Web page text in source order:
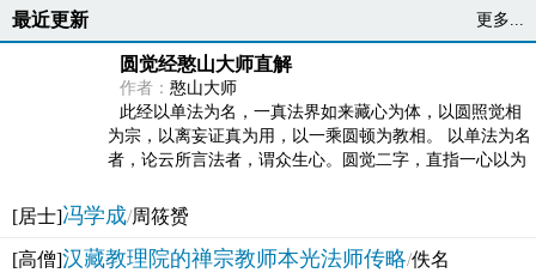
最近更新 更多...
圆觉经憨山大师直解
作者： 憨山大师
此经以单法为名，一真法界如来藏心为体，以圆照觉相
为宗，以离妄证真为用，以一乘圆顿为教相。 以单法为名
者，论云所言法者，谓众生心。圆觉二字，直指一心以为
[居士]冯学成/周筱赟
[高僧]汉藏教理院的禅宗教师本光法师传略/佚名